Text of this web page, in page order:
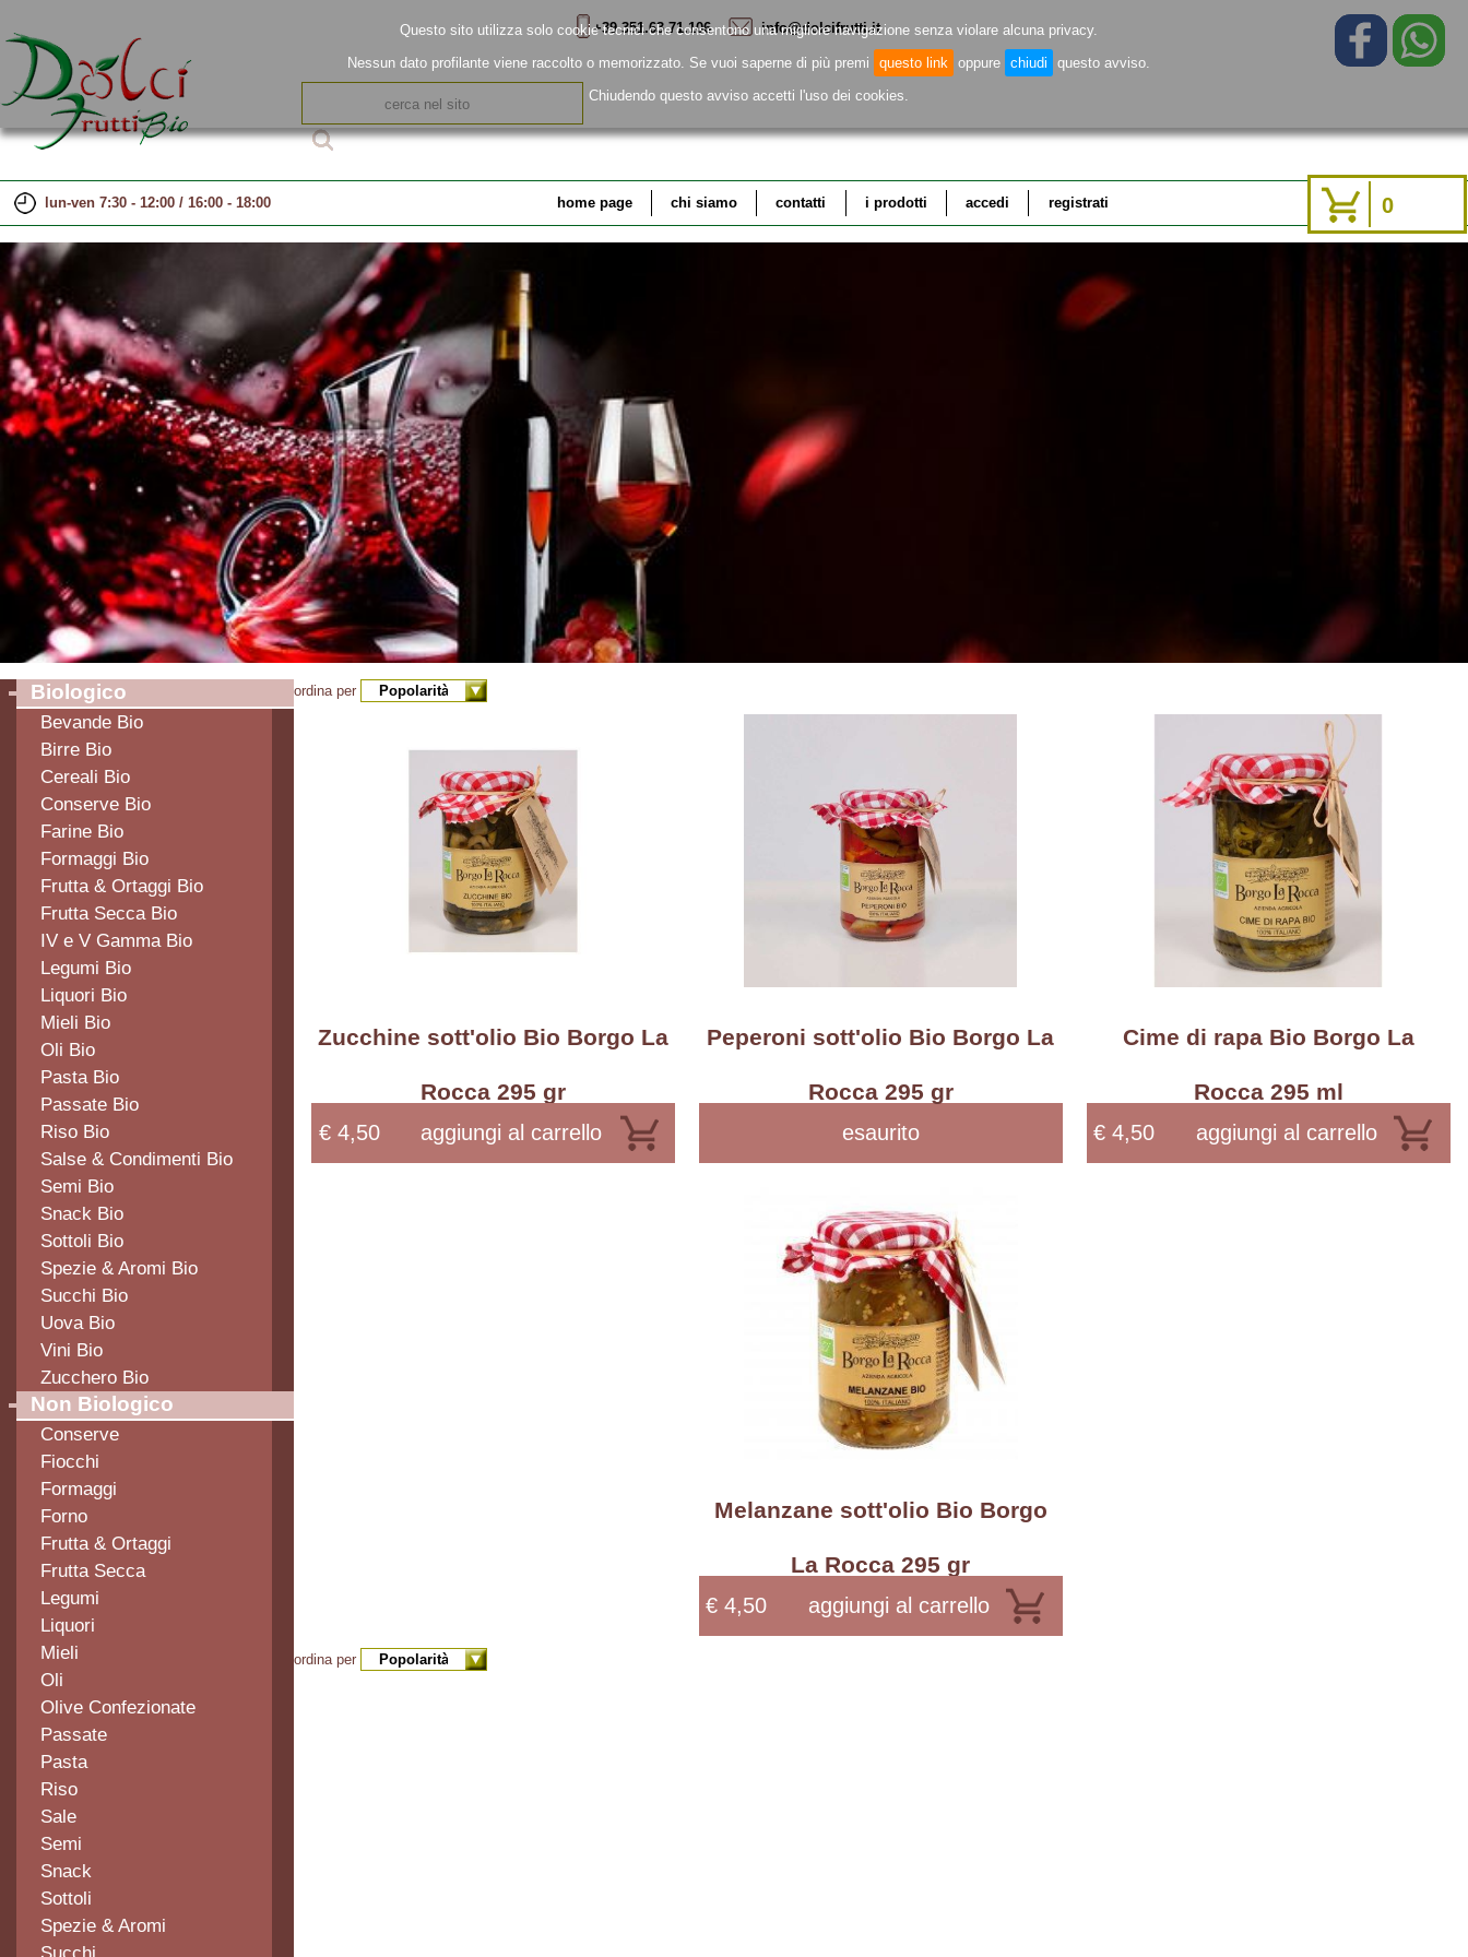
+39 351.63.71.106 info@dolcifrutti.it
lun-ven 7:30 - 12:00 / 16:00 - 18:00 home page chi siamo contatti i prodotti accedi registrati 0
Biologico
Bevande Bio
Birre Bio
Cereali Bio
Conserve Bio
Farine Bio
Formaggi Bio
Frutta & Ortaggi Bio
Frutta Secca Bio
IV e V Gamma Bio
Legumi Bio
Liquori Bio
Mieli Bio
Oli Bio
Pasta Bio
Passate Bio
Riso Bio
Salse & Condimenti Bio
Semi Bio
Snack Bio
Sottoli Bio
Spezie & Aromi Bio
Succhi Bio
Uova Bio
Vini Bio
Zucchero Bio
Non Biologico
Conserve
Fiocchi
Formaggi
Forno
Frutta & Ortaggi
Frutta Secca
Legumi
Liquori
Mieli
Oli
Olive Confezionate
Passate
Pasta
Riso
Sale
Semi
Snack
Sottoli
Spezie & Aromi
Succhi
ordina per
Zucchine sott'olio Bio Borgo La
Rocca 295 gr
€ 4,50 aggiungi al carrello
Peperoni sott'olio Bio Borgo La
Rocca 295 gr
esaurito
Cime di rapa Bio Borgo La
Rocca 295 ml
€ 4,50 aggiungi al carrello
Melanzane sott'olio Bio Borgo
La Rocca 295 gr
€ 4,50 aggiungi al carrello
ordina per
Questo sito utilizza solo cookie tecnici che consentono una migliore navigazione senza violare alcuna privacy.
Nessun dato profilante viene raccolto o memorizzato. Se vuoi saperne di più premi
questo link oppure chiudi
questo avviso.
Chiudendo questo avviso accetti l'uso dei cookies.